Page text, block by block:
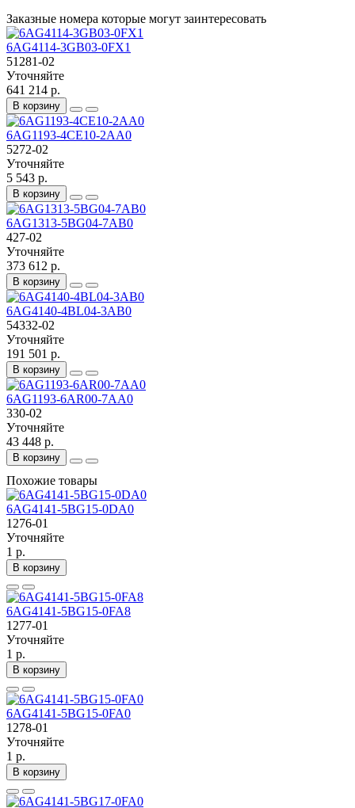
Заказные номера которые могут заинтересовать
6AG4114-3GB03-0FX1
51281-02
Уточняйте
641 214 р.
В корзину
6AG1193-4CE10-2AA0
5272-02
Уточняйте
5 543 р.
В корзину
6AG1313-5BG04-7AB0
427-02
Уточняйте
373 612 р.
В корзину
6AG4140-4BL04-3AB0
54332-02
Уточняйте
191 501 р.
В корзину
6AG1193-6AR00-7AA0
330-02
Уточняйте
43 448 р.
В корзину
Похожие товары
6AG4141-5BG15-0DA0
1276-01
Уточняйте
1 р.
В корзину
6AG4141-5BG15-0FA8
1277-01
Уточняйте
1 р.
В корзину
6AG4141-5BG15-0FA0
1278-01
Уточняйте
1 р.
В корзину